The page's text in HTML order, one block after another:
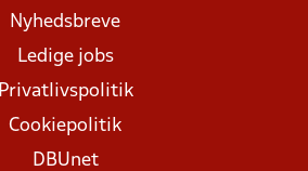
Nyhedsbreve
Ledige jobs
Privatlivspolitik
Cookiepolitik
DBUnet